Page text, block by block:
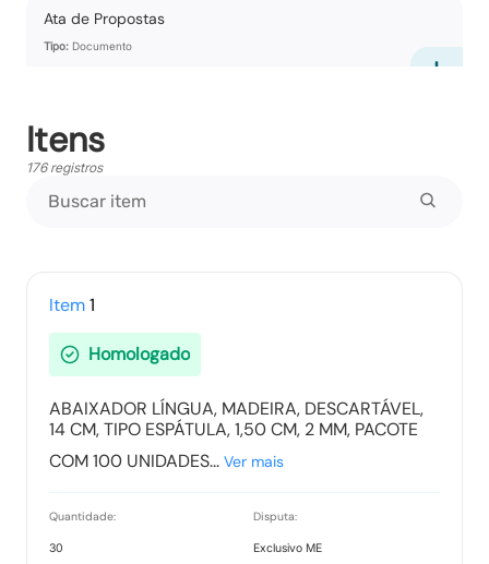
Ata de Propostas
Tipo: Documento
Ata Parcial
Tipo:Documento
Tipo:Documento
Termo de Adjudicação
Tipo:
Itens
176 registros
Item1
Homologado
ABAIXADOR LÍNGUA, MADEIRA, DESCARTÁVEL,
14 CM, TIPO ESPÁTULA, 1,50 CM, 2 MM, PACOTE
COM 100 UNIDADES... Ver mais
Quantidade:
30
Disputa:
Exclusivo ME